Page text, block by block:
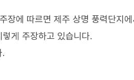
장에 따르면 제주 상명 풍력단지
게 주장하고 있습니다.
.